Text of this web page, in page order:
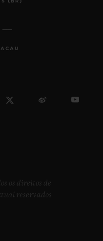
os direitos de
reservados